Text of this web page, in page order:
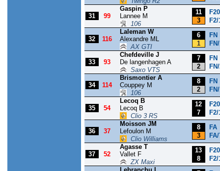
31 99
Gaspin P
Lannee M
106
11
3
F2/
32 116
Laleman W
Alexandre ML
AX GTI
6
FN
1
33 93
Chefdeville J
De langenhagen A
Saxo VTS
7
FN
2
34 114
Brismontier A
Couppey M
106
8
FN
2
35 54
Lecoq B
Lecoq B
Clio 3 RS
12
7
F2/
36 37
Moisson JM
Lefoulon M
Clio Williams
8
FA
3
37 52
Agasse T
Vallet F
ZX Maxi
13
8
F2/